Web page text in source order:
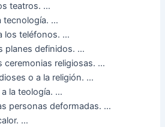
teatros. …
tecnología. …
los teléfonos. …
planes definidos. …
ceremonias religiosas. …
o a la religión. …
la teología. …
personas deformadas. …
…